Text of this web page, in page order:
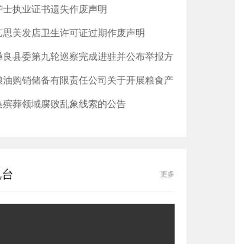
士执业证书遗失作废声明
思美发店卫生许可证过期作废声明
良县委第九轮巡察完成进驻并公布举报方
油购销储备有限责任公司关于开展粮食产
项的公告
殡葬领域腐败乱象线索的公告
更多